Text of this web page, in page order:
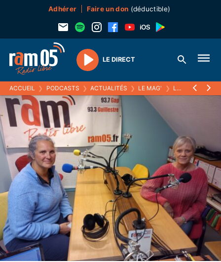
Adhérer Faire un don (déductible)
Play
LE DIRECT
ACCUEIL ❯ PODCASTS ❯ ACTUALITÉS ❯ LE MAG' ❯ LES VIOLENCES FAITES AUX ENFANTS AVEC L'ASSOCIATION GAPENÇAISE "ENFANT EN DANGER "